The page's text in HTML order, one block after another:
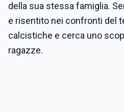
della sua stessa famiglia.
e risentito nei confronti del
calcistiche e cerca uno
ragazze.